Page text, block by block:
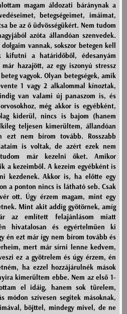
magam áldozati báránynak a
betegségeimet, imáimat,
be az ő üdvösségükért. Nem tudom
azóta állandóan szenvedek.
vannak, sokszor betegen kell
kifutni a határidőből, édesanyám
hazajött, az egy iszonyú stressz
vagyok. Olyan betegségek, amik
1 vagy 2 alkalommal kínoztak,
van valami új panaszom is, és
még akkor is egyébként,
kiderül, nincs is bajom (hanem
teljesen kimerültem, állandóan
ezt nem bírom tovább. Rosszabb
is voltak, de azért ezek nem
már kezelni őket. Amikor
a kezeimből. A kezeim egyébként is
kezdenek. Akkor is, ha előtte egy
a ponton nincs is látható seb. Csak
ott. Úgy érzem magam, mint egy
Mint akit addig gyötörnek, amíg
az említett felajánlásom miatt
hivatalosan és egyértelműen ki
én ezt már így nem bírom tovább és
mert már sírni lenne kedvem,
ez a gyötrelem és úgy érzem, én
ha ezzel hozzájárulnék mások
kimerültem ebbe. Nem az első 1-
el idáig, hanem sok türelem,
módon szívesen segítek másoknak,
böjttel, mindegy mivel, de ne